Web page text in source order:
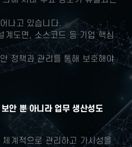
나고 있습니다.
계도면, 소스코드 등 기업 핵심
정책과 관리를 통해 보호해야
안 뿐 아니라 업무 생산성도
계적으로 관리하고 가시성을